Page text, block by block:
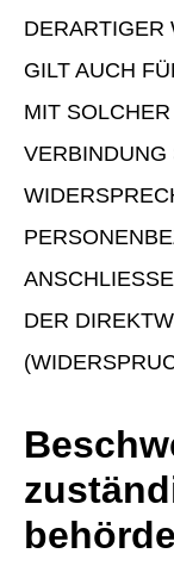
DERARTIGER
GILT AUCH
MIT
VERBINDUNG
DER
behörde